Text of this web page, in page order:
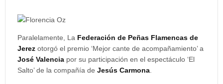
Paralelamente, La Federación de Peñas Flamencas de
Jerez otorgó el premio ‘Mejor cante de acompañamiento’ a
José Valencia por su participación en el espectáculo ‘El
Salto’ de la compañía de Jesús Carmona